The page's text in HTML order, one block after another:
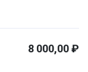
8 000,00 ₽